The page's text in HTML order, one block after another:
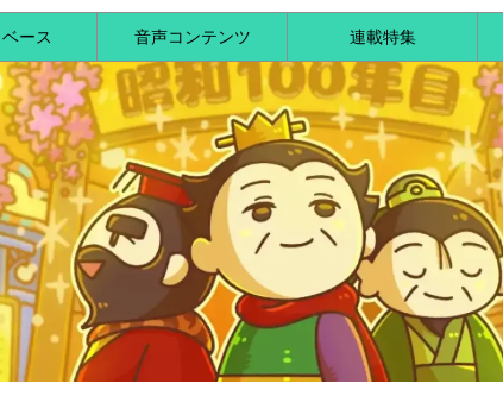
ース 音声コンテンツ 連載特集